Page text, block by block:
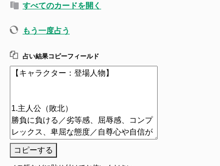
すべてのカードを開く
もう一度占う
占い結果コピーフィールド
コピーする